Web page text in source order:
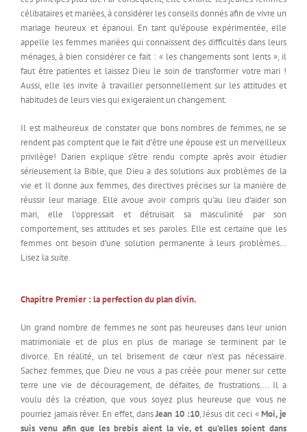
célibataires et mariées, à considérer les conseils donnés afin de vivre un
mariage heureux et épanoui. En tant qu’épouse expérimentée, elle
appelle les femmes mariées qui connaissent des difficultés dans leurs
ménages, à bien considérer ce fait : « les changements sont lents », il
faut être patientes et laissez Dieu le soin de transformer votre mari !
Aussi, elle les invite à travailler personnellement sur les attitudes et
habitudes de leurs vies qui exigeraient un changement.
Il est malheureux de constater que bons nombres de femmes, ne se
rendent pas comptent que le fait d’être une épouse est un merveilleux
privilège! Darien explique s’être rendu compte après avoir étudier
sérieusement la Bible, que Dieu a des solutions aux problèmes de la
vie et Il donne aux femmes, des directives précises sur la manière de
réussir leur mariage. Elle avoue avoir compris qu’au lieu d’aider son
mari, elle l’oppressait et détruisait sa masculinité par son
comportement, ses attitudes et ses paroles. Elle est certaine que les
femmes ont besoin d’une solution permanente à leurs problèmes…
Lisez la suite.
Chapitre Premier : la perfection du plan divin.
Un grand nombre de femmes ne sont pas heureuses dans leur union
matrimoniale et de plus en plus de mariage se terminent par le
divorce. En réalité, un tel brisement de cœur n’est pas nécessaire.
Sachez femmes, que Dieu ne vous a pas créée pour mener sur cette
terre une vie de découragement, de défaites, de frustrations…. Il a
voulu dès la création, que vous soyez plus heureuse que vous ne
pourriez jamais rêver. En effet, dansJean 10 :10, Jésus dit ceci «Moi, je
suis venu afin que les brebis aient la vie, et qu’elles soient dans